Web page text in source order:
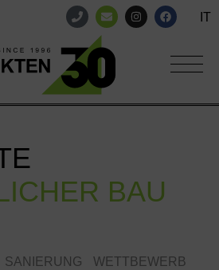
IT
BAU
SANIERUNG WETTBEWERB